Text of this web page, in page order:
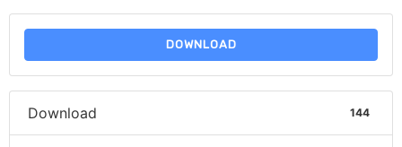
DOWNLOAD
Download 144